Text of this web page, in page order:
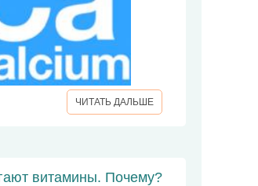
ЧИТАТЬ ДАЛЬШЕ
витамины. Почему?